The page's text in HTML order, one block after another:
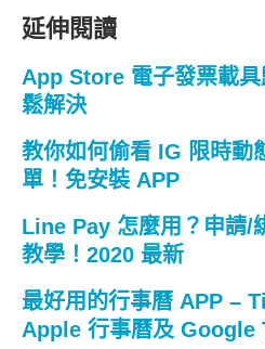
延伸閱讀
App Store 電子發票載
鬆解決
教你如何偷看 IG 限時動
單！免安裝 APP
Line Pay 怎麼用？申請/
教學！2020 最新
最好用的行事曆 APP –
Apple 行事曆及 Google